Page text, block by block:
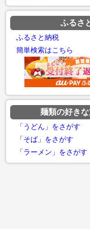
ふるさ
ふるさと納税
簡単検索はこちら
麺類の好き
「うどん」をさがす
「そば」をさがす
「ラーメン」をさがす